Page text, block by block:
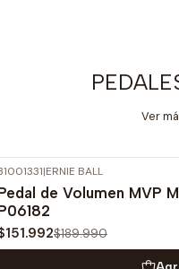
Ver
OFF
|ERNIE BALL
de Volumen MVP
$189.990